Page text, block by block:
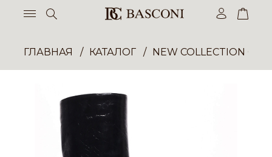
ГЛАВНАЯ КАТАЛОГ NEW COLLECTION